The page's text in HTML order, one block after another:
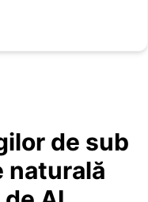
de sub
naturală